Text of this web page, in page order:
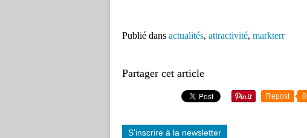
Publié dans actualités, attractivité, markterr
Partager cet article
Repost 0
S'inscrire à la newsletter